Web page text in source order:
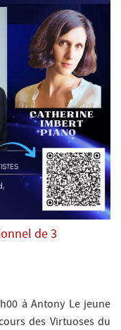
de 3
à Antony Le jeune
des Virtuoses du